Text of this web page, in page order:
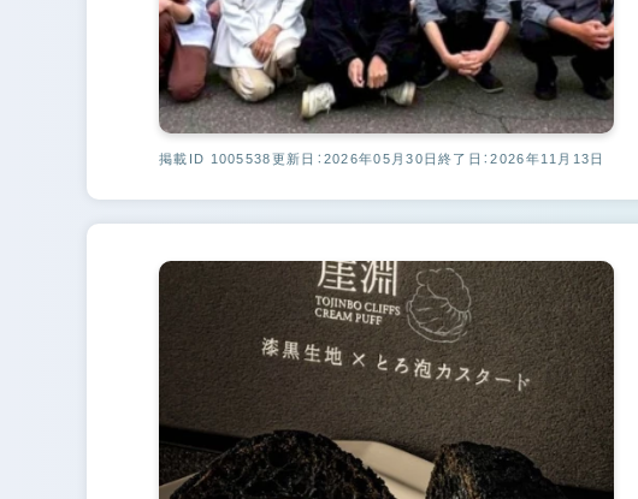
掲載ID 1005538更新日：2026年05月30日終了日：2026年11月13日